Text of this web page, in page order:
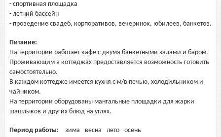
- спортивная площадка
- летний бассейн
- проведение свадеб, корпоративов, вечеринок, юбилеев, банкетов.
Питание:
На территории работает кафе с двумя банкетными залами и баром.
Проживающим в коттеджах предоставляется возможность готовить
самостоятельно.
В каждом коттедже имеется кухня с м/в печью, холодильником и
чайником.
На территории оборудованы мангальные площадки для жарки
шашлыков и других блюд на углях.
Период работы: зима весна лето осень